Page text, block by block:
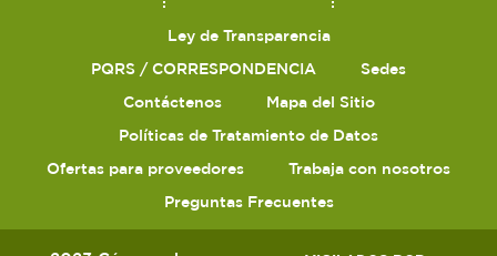
Ley de Transparencia
PQRS / CORRESPONDENCIA
Sedes
Contáctenos
Mapa del Sitio
Políticas de Tratamiento de Datos
Ofertas para proveedores
Trabaja con nosotros
Preguntas Frecuentes